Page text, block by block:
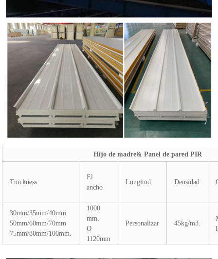
Hijo de madre& Panel de pared PIR
Tnickness
El
ancho
Longitud Densidad
30mm/35mm/40mm
50mm/60mm/70mm
75mm/80mm/100mm.
1000
mm.
O
1120mm
Personalizar 45kg/m3.